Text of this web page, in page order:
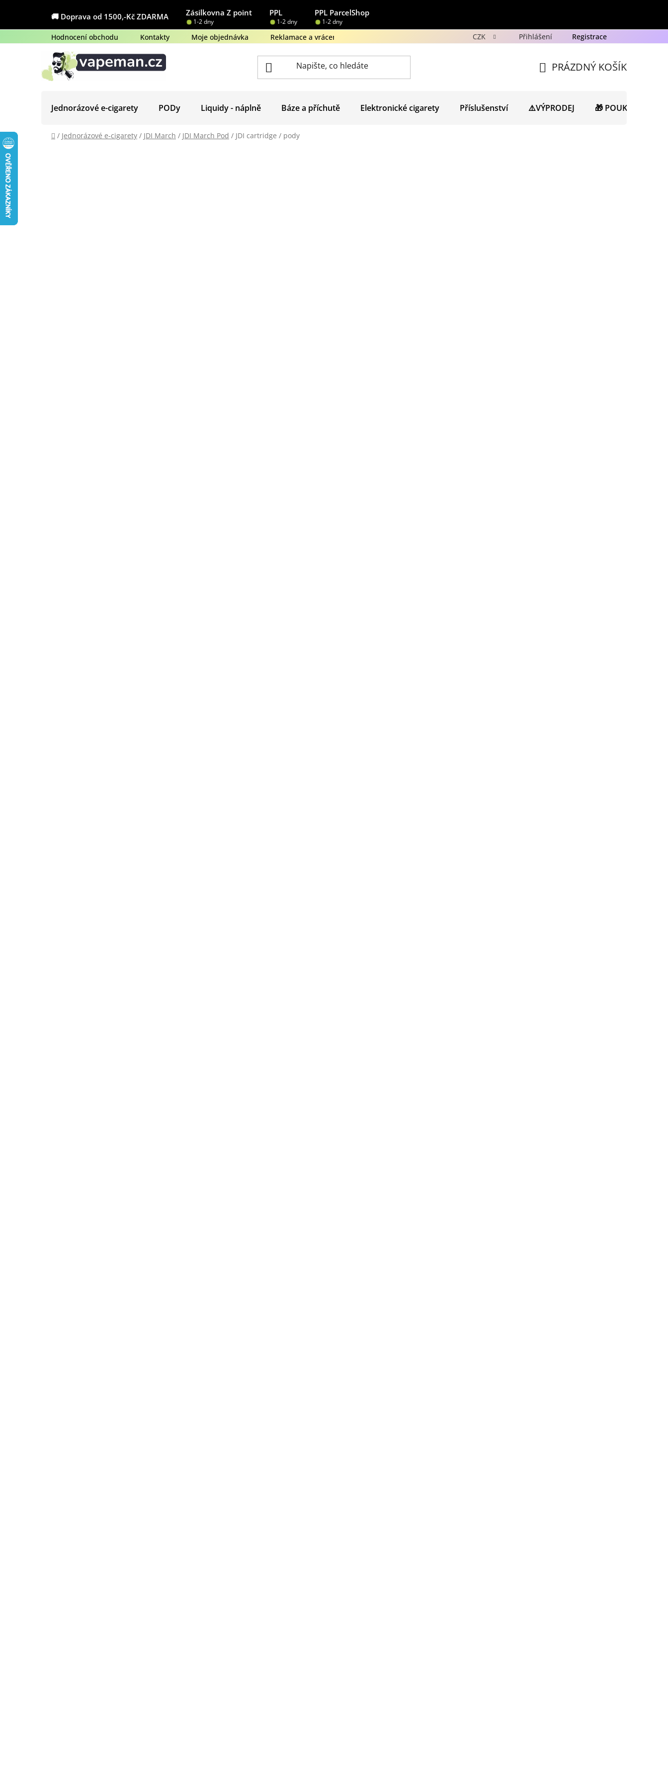
obsah
🚚 Doprava od 1500,-Kč ZDARMA Zásilkovna Z point PPL PPL ParcelShop
1-2 dny 1-2 dny 1-2 dny
Hodnocení obchodu Kontakty Moje objednávka Reklamace a vrácení zboží Ochrana osobních údajů GDPR Novinky
CZK Přihlášení Registrace
KOŠÍK
PRÁZDNÝ KOŠÍK
Jednorázové e-cigarety PODy Liquidy - náplně Báze a příchutě Elektronické cigarety Příslušenství ⚠️VÝPRODEJ 🎁 POUKAZY
Domů
/ Jednorázové e-cigarety / JDI March / JDI March Pod / JDI cartridge / pody